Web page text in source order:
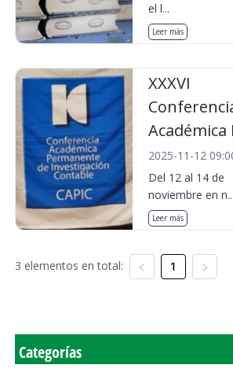
el l...
Leer más
XXXVI
Académica
2025-11-12
Del 12 al 14 de
noviembre en n...
Leer más
3 elementos en total: 1
Categorías